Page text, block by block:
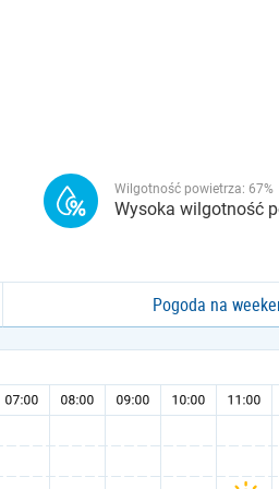
Wilgotność powietrza: 67%
Wysoka wilgotność
Pogoda na